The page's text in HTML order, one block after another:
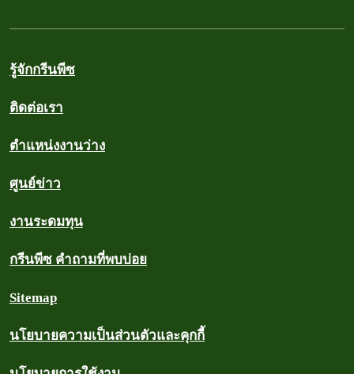
รู้จักกรีนพีซ
ติดต่อเรา
ตำแหน่งงานว่าง
ศูนย์ข่าว
งานระดมทุน
กรีนพีซ คำถามที่พบบ่อย
Sitemap
นโยบายความเป็นส่วนตัวและคุกกี้